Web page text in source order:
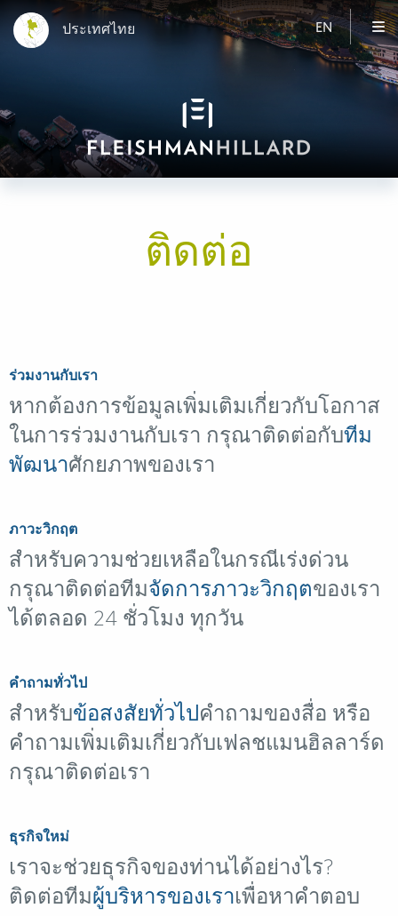
ประเทศไทย EN
ติดต่อ
ร่วมงานกับเรา
หากต้องการข้อมูลเพิ่มเติมเกี่ยวกับโอกาส
ในการร่วมงานกับเรา กรุณาติดต่อกับทีม
พัฒนาศักยภาพของเรา
ภาวะวิกฤต
สำหรับความช่วยเหลือในกรณีเร่งด่วน
กรุณาติดต่อทีมจัดการภาวะวิกฤตของเรา
ได้ตลอด 24 ชั่วโมง ทุกวัน
คำถามทั่วไป
สำหรับข้อสงสัยทั่วไปคำถามของสื่อ หรือ
คำถามเพิ่มเติมเกี่ยวกับเฟลชแมนฮิลลาร์ด
กรุณาติดต่อเรา
ธุรกิจใหม่
เราจะช่วยธุรกิจของท่านได้อย่างไร?
ติดต่อทีมผู้บริหารของเราเพื่อหาคำตอบ